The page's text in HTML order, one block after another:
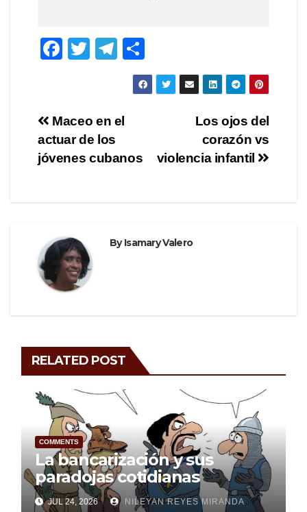
F
e
b
o
T
er
T
el
gr
m
h
ar
Post
navigation
Los ojos del
corazón vs
violencia infantil
Maceo en el
actuar de los
jóvenes cubanos
ByIsamary Valero
RELATED POST
COMMENTS
La bancarización y sus
paradojas cotidianas
JUL 24, 2026 NILEYAN REYES MIRANDA